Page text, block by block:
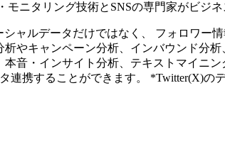
ニタリング技術とSNSの専門家がビジネ
シャルデータだけではなく、 フォロワ
やキャンペーン分析、インバウンド分
音・インサイト分析、テキストマイニ
携することができます。 *Twitter(X)の